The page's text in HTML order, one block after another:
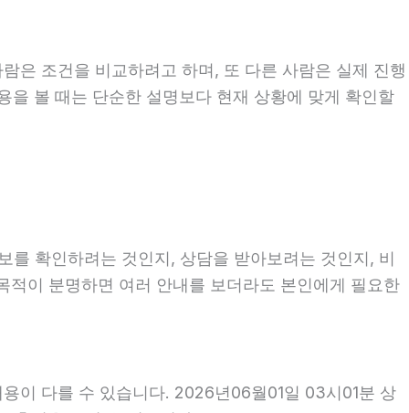
은 조건을 비교하려고 하며, 또 다른 사람은 실제 진행
볼 때는 단순한 설명보다 현재 상황에 맞게 확인할
확인하려는 것인지, 상담을 받아보려는 것인지, 비
이 분명하면 여러 안내를 보더라도 본인에게 필요한
이 다를 수 있습니다. 2026년06월01일 03시01분 상